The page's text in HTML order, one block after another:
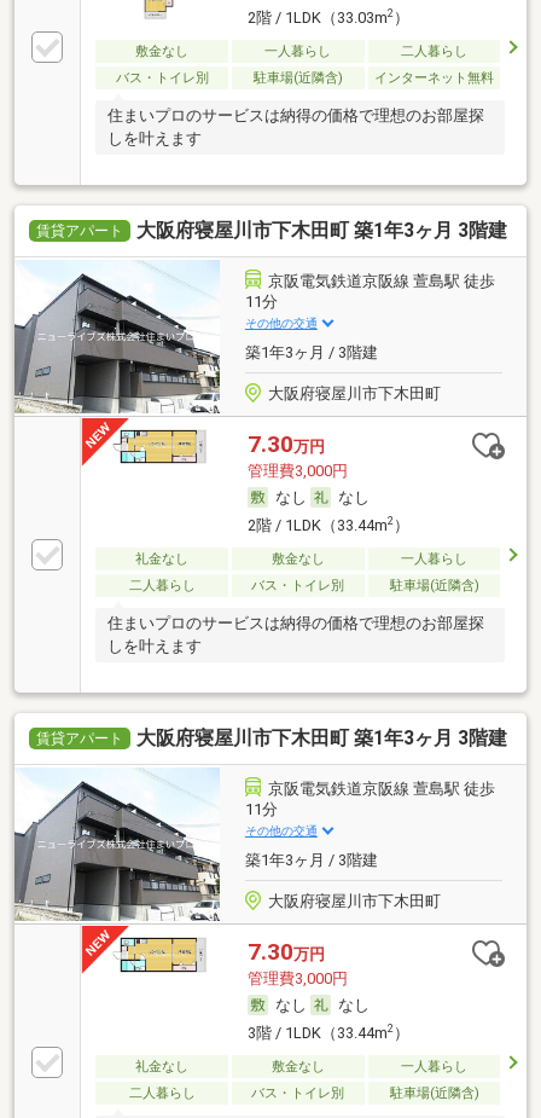
2階 / 1LDK（33.03m2）
敷金なし 一人暮らし
二人暮らし
バス・トイレ別
駐車場(近隣含) インターネット無料
住まいプロのサービスは納得の価格で理想のお部屋探
しを叶えます
賃貸アパート 大阪府寝屋川市下木田町 築1年3ヶ月 3階建
京阪電気鉄道京阪線 萱島駅 徒歩
11分
その他の交通
築1年3ヶ月 / 3階建
大阪府寝屋川市下木田町
7.30万円
管理費3,000円
なし
なし
2階 / 1LDK（33.44m2）
礼金なし 敷金なし
一人暮らし
二人暮らし
バス・トイレ別 駐車場(近隣含)
住まいプロのサービスは納得の価格で理想のお部屋探
しを叶えます
賃貸アパート 大阪府寝屋川市下木田町 築1年3ヶ月 3階建
京阪電気鉄道京阪線 萱島駅 徒歩
11分
その他の交通
築1年3ヶ月 / 3階建
大阪府寝屋川市下木田町
7.30万円
管理費3,000円
なし
なし
3階 / 1LDK（33.44m2）
礼金なし 敷金なし
一人暮らし
二人暮らし
バス・トイレ別 駐車場(近隣含)